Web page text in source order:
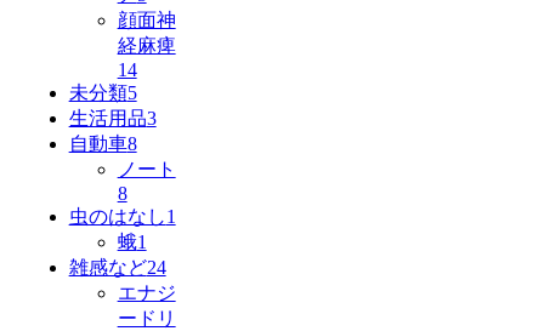
顔面神
経麻痺
14
未分類5
生活用品3
自動車8
ノート
8
虫のはなし1
蛾1
雑感など24
エナジ
ードリ